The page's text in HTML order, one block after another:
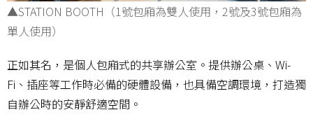
▲STATION BOOTH（1號包廂為雙人使用，2號及3號包廂為
單人使用）
正如其名，是個人包廂式的共享辦公室。提供辦公桌、Wi-
Fi、插座等工作時必備的硬體設備，也具備空調環境，打造獨
自辦公時的安靜舒適空間。